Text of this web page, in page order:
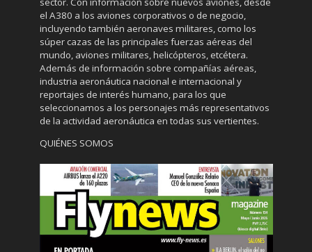
el A380 a los aviones corporativos o de negocio,
incluyendo también aeronaves militares, como los
súper cazas de las principales fuerzas aéreas del
mundo, aviones militares, helicópteros, etcétera.
Además de información sobre compañías aéreas,
industria aeronáutica nacional e internacional y
reportajes de interés humano, para los que
seleccionamos a los personajes más representativos
de la actividad aeronáutica en todas sus vertientes.
QUIÉNES SOMOS